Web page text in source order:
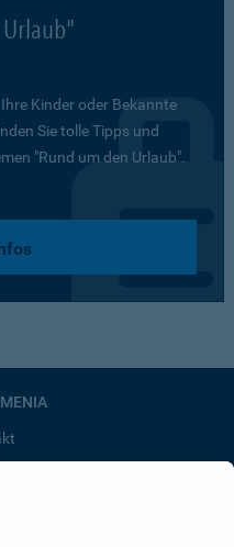
Kinder oder Bekannte
Sie tolle Tipps und
"Rund um den Urlaub".